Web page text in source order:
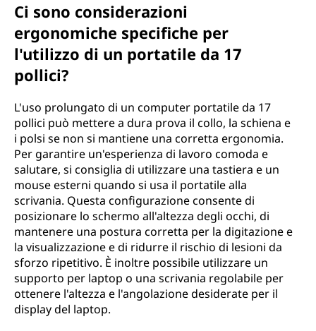
Ci sono considerazioni
ergonomiche specifiche per
l'utilizzo di un portatile da 17
pollici?
L'uso prolungato di un computer portatile da 17
pollici può mettere a dura prova il collo, la schiena e
i polsi se non si mantiene una corretta ergonomia.
Per garantire un'esperienza di lavoro comoda e
salutare, si consiglia di utilizzare una tastiera e un
mouse esterni quando si usa il portatile alla
scrivania. Questa configurazione consente di
posizionare lo schermo all'altezza degli occhi, di
mantenere una postura corretta per la digitazione e
la visualizzazione e di ridurre il rischio di lesioni da
sforzo ripetitivo. È inoltre possibile utilizzare un
supporto per laptop o una scrivania regolabile per
ottenere l'altezza e l'angolazione desiderate per il
display del laptop.